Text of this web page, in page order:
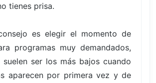
tienes prisa.
es elegir el momento de
programas muy demandados,
ser los más bajos cuando
aparecen por primera vez y de